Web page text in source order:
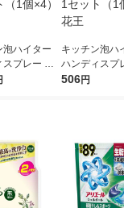
泡ハイター
スプレー 付
1セット
キッチン泡ハ
ハンディスプ
替用400mL 1
506円